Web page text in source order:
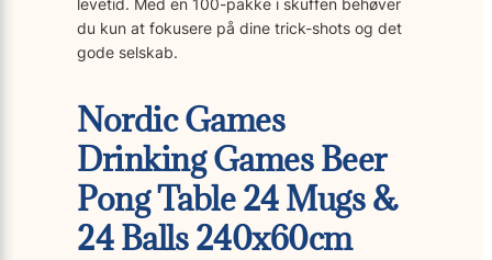
du kun at fokusere på dine trick-shots og det
gode selskab.
Nordic Games
Drinking Games Beer
Pong Table 24 Mugs &
24 Balls 240x60cm